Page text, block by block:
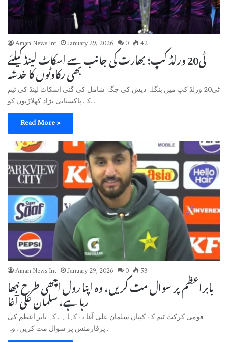
Aman News Int January 29, 2026 0 42
ٹی20 ورلڈ کپ؛ بھارت کی جانب سے اسکاٹ لینڈ کیلئے
بھی رکاوٹوں کا خدشہ
ٹی20 ورلڈ کپ میں بنگلہ دیش کی جگہ شامل کی گئی اسکاٹ لینڈ کی ٹیم
کے پاکستانی نژاد کھلاڑیوں کو…
Read More »
Aman News Int January 29, 2026 0 53
بابراعظم پر سوال مت کریں، وہ اپنا رول اچھی طرح نبھا
رہا ہے، سلمان علی آغا
قومی کرکٹ ٹیم کے کپتان سلمان علی آغا نے کہا ہے کہ بابر اعظم کی
پرفارمنس پر سوال مت کریں، وہ…